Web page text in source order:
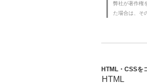
弊社が著作権
た場合は、そ
HTML・CSSを
HTML